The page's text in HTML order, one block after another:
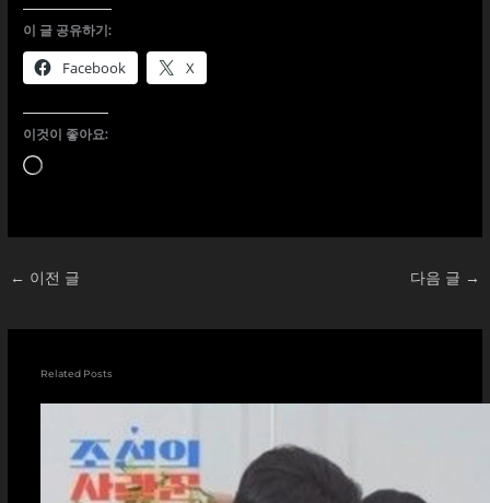
이 글 공유하기:
Facebook X
이것이 좋아요:
로
← 이전 글 다음 글 →
Related Posts